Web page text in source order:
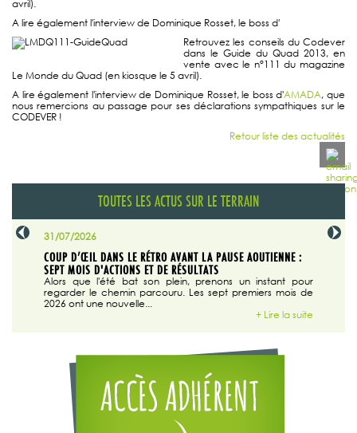
avril).
A lire également l'interview de Dominique Rosset, le boss d'
Retrouvez les conseils du Codever
dans le Guide du Quad 2013, en
vente avec le n°111 du magazine
Le Monde du Quad (en kiosque le 5 avril).
A lire également l'interview de Dominique Rosset, le boss d'AMADA, que
nous remercions au passage pour ses déclarations sympathiques sur le
CODEVER !
Retour liste des actualités
TOUTES LES ACTUS SUR LE TERRAIN
31/07/2026
COUP D’ŒIL DANS LE RÉTRO AVANT LA PAUSE AOUTIENNE :
SEPT MOIS D'ACTIONS ET DE RÉSULTATS
Alors que l'été bat son plein, prenons un instant pour
regarder le chemin parcouru. Les sept premiers mois de
2026 ont une nouvelle...
+ Lire la suite
29/07/